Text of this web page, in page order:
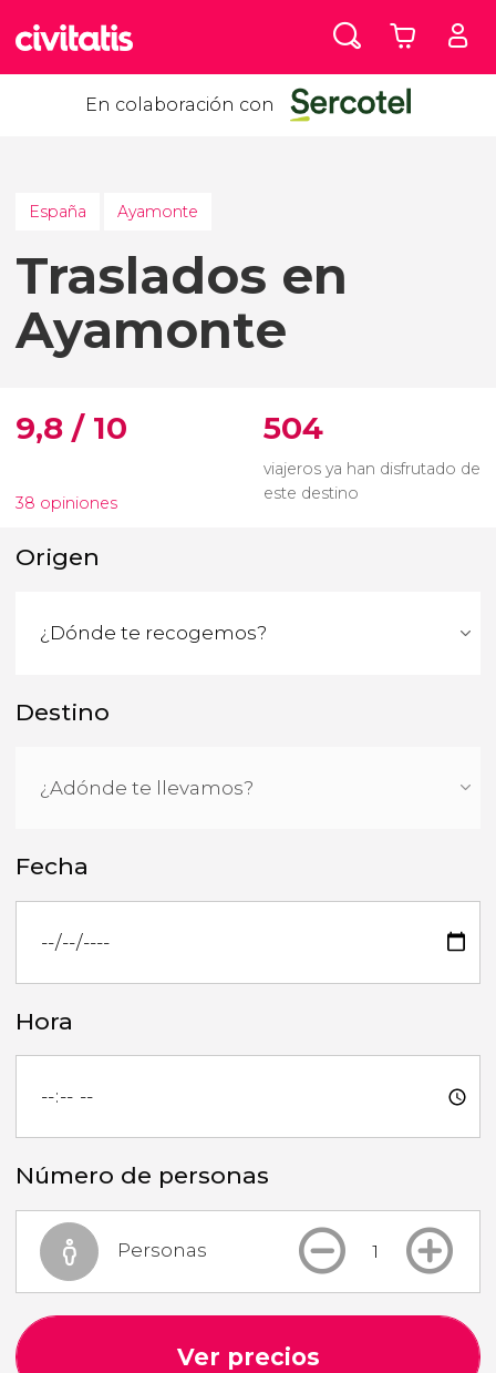
En colaboración con
España Ayamonte
Traslados en
Ayamonte
9,8 / 10
38 opiniones
504
viajeros ya han disfrutado de
este destino
Origen
Destino
Fecha
Hora
Número de personas
Personas
Ver precios